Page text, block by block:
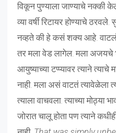
विकून पुण्याला जाण्याचे नक्की
व्या वर्षी रिटायर होण्याचे
नव्हते की हे कसं शक्य आहे. वाटलं
तर मला वेड लागेल. मला
आयुष्याच्या टप्प्यावर त्याने
नाही. मला असं वाटतं त्यावेळेला
त्याला वाचवला. त्याच्या मोठ्या
जोरात चालू होता पण त्याने